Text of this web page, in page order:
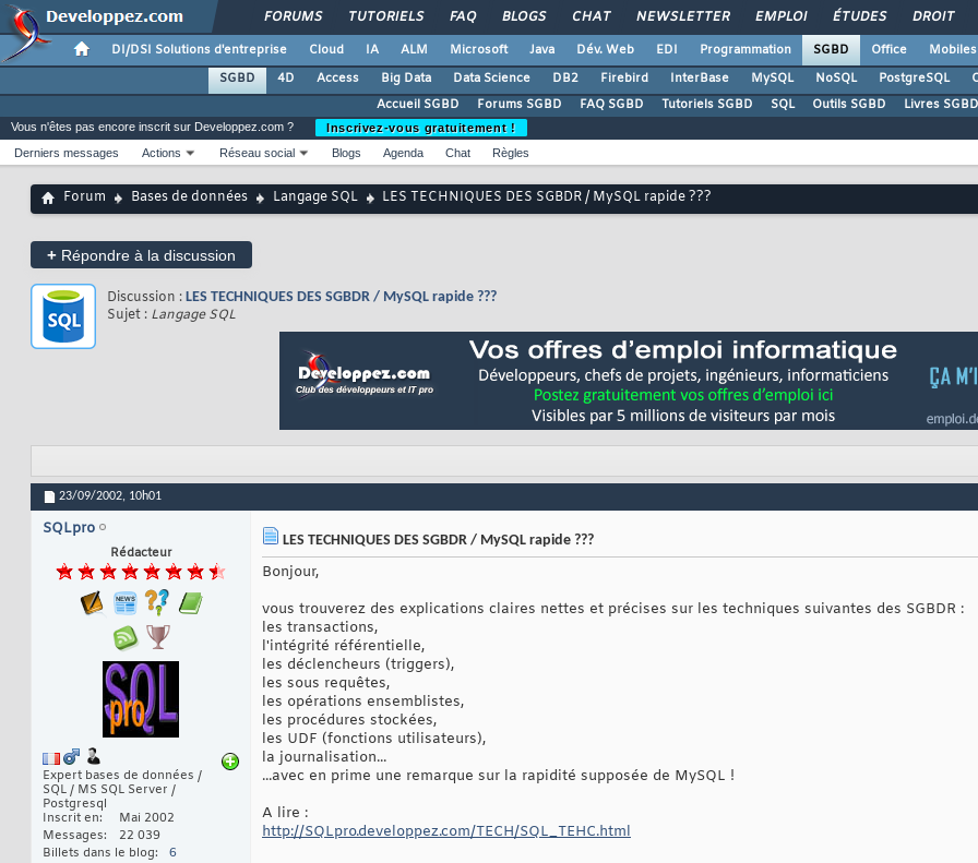
FORUMS TUTORIELS FAQ BLOGS CHAT NEWSLETTER EMPLOI ÉTUDES DROIT
DI/DSI Solutions d'entreprise Cloud IA ALM Microsoft Java Dév. Web EDI Programmation SGBD Office
Mobiles
SGBD
4D Access Big Data Data Science DB2 Firebird InterBase MySQL NoSQL PostgreSQL
Accueil SGBD
Forums SGBD FAQ SGBD Tutoriels SGBD SQL Outils SGBD Livres
Vous n'êtes pas encore inscrit sur Developpez.com ?
Inscrivez-vous gratuitement !
Derniers messages
Actions Réseau social Blogs Agenda Chat Règles
Forum Bases de données Langage SQL LES TECHNIQUES DES SGBDR / MySQL rapide ???
+ Répondre à la discussion
Discussion : LES TECHNIQUES DES SGBDR / MySQL rapide ???
Sujet : Langage SQL
23/09/2002, 10h01
SQLpro
Rédacteur
Expert bases de données /
SQL / MS SQL Server /
Postgresql
Inscrit en
Mai 2002
Messages
22 039
Billets dans le blog
6
LES TECHNIQUES DES SGBDR / MySQL rapide ???
Bonjour,
vous trouverez des explications claires nettes et précises sur les techniques suivantes des SGBDR :
les transactions,
l'intégrité référentielle,
les déclencheurs (triggers),
les sous requêtes,
les opérations ensemblistes,
les procédures stockées,
les UDF (fonctions utilisateurs),
la journalisation...
...avec en prime une remarque sur la rapidité supposée de MySQL !
A lire :
http://SQLpro.developpez.com/TECH/SQL_TEHC.html